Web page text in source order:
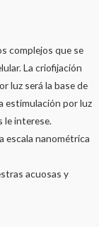
complejos que se
La criofijación
luz será la base de
estimulación por luz
le interese.
escala nanométrica
acuosas y